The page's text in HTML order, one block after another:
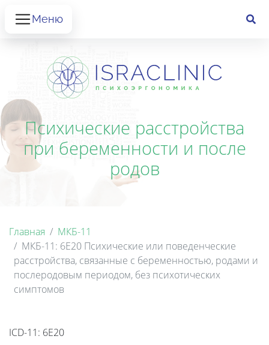
Меню
Психические расстройства
при беременности и после
родов
Главная
МКБ-11
МКБ-11: 6E20 Психические или поведенческие
расстройства, связанные с беременностью, родами и
послеродовым периодом, без психотических
симптомов
ICD-11: 6E20